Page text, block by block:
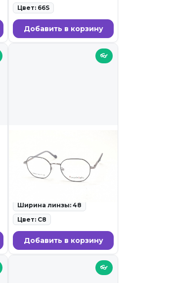
Цвет: 66S
Добавить в корзину
👓
PENGUIN BABY 62637
C8
ID: 118469 • Оправы для очков •
Ширина линзы: 48
Цвет: C8
Добавить в корзину
👓